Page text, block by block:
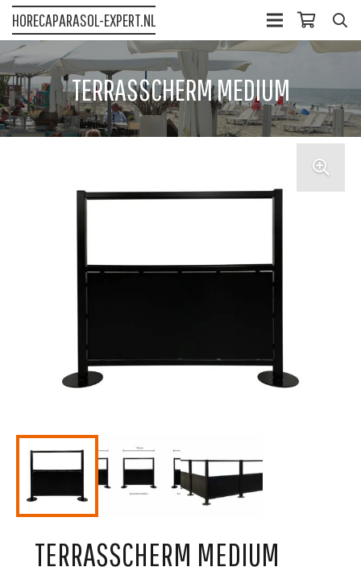
HORECAPARASOL-EXPERT.NL
TERRASSCHERM MEDIUM
TERRASSCHERM MEDIUM